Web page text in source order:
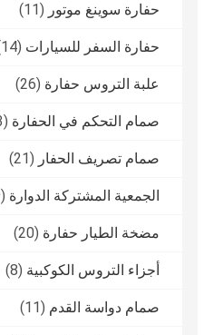
حفارة سوينغ موتور (11)
حفارة السفر للسيارات (14)
علبة التروس حفارة (26)
صمام التحكم في الحفارة (13)
صمام تصريف الحفار (21)
الجمعية المشتركة الدوارة (9)
مضخة الطيار حفارة (20)
أجزاء التروس الكوكبية (8)
صمام دواسة القدم (11)